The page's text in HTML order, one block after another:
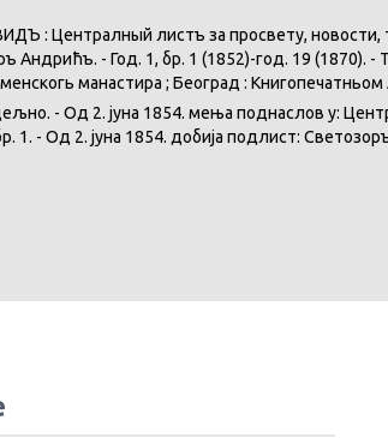
: Централный листъ за просвету, новости,
Андрићъ. - Год. 1, бр. 1 (1852)-год. 19 (1870). -
манастира ; Београд :
- Од 2. јуна 1854. мења поднаслов у:
1. - Од 2. јуна 1854. добија подлист: